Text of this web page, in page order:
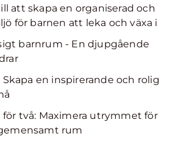
att skapa en organiserad och
för barnen att leka och växa i
barnrum - En djupgående
en inspirerande och rolig
två: Maximera utrymmet för
rum